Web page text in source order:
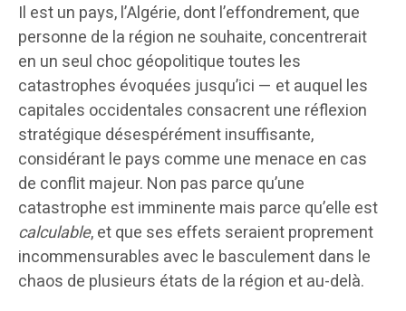
Il est un pays, l’Algérie, dont l’effondrement, que
personne de la région ne souhaite, concentrerait
en un seul choc géopolitique toutes les
catastrophes évoquées jusqu’ici — et auquel les
capitales occidentales consacrent une réflexion
stratégique désespérément insuffisante,
considérant le pays comme une menace en cas
de conflit majeur. Non pas parce qu’une
catastrophe est imminente mais parce qu’elle est
calculable, et que ses effets seraient proprement
incommensurables avec le basculement dans le
chaos de plusieurs états de la région et au-delà.